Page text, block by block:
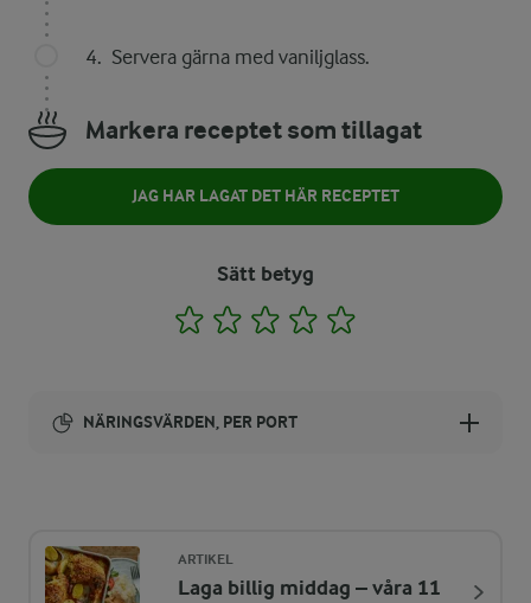
Servera gärna med vaniljglass.
Markera receptet som tillagat
JAG HAR LAGAT DET HÄR RECEPTET
Sätt betyg
1 2 3 4
NÄRINGSVÄRDEN, PER PORT
ARTIKEL
Laga billig middag – våra 11